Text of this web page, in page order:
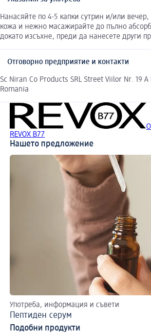
Нанасяйте по 4-5 капки сутрин и/или вечер,
кожа и нежно масажирайте до пълно
докато изсъхне, преди да нанесете други
Отговорно предприятие и контакти
Sc Niran Co Products SRL Street Viilor Nr. 19 A
Romania
REVOX B77
Нашето предложение
Употреба, информация и съвети
Пептиден серум
Подобни продукти